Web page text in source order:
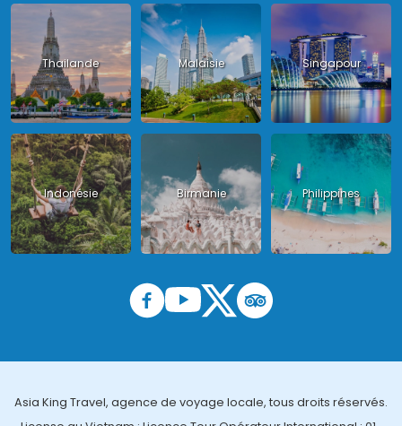
Thailande Malaisie Singapour
Indonésie Birmanie Philippines
Asia King Travel, agence de voyage locale, tous droits réservés.